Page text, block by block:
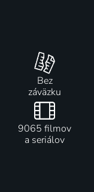
Bez
záväzku
9065 filmov
a seriálov